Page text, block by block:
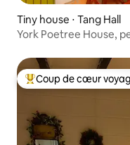
Tiny house ⋅ Tang Hall
York Poetree House,
Coups de cœur
Coup de cœur